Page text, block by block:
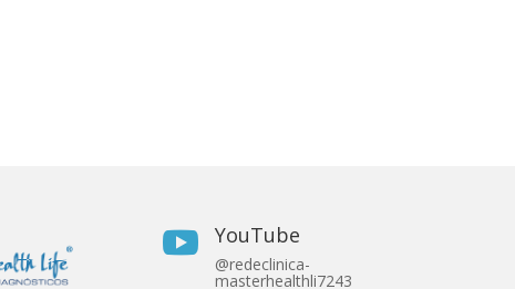
 YouTube
@redeclinica-
masterhealthli7243